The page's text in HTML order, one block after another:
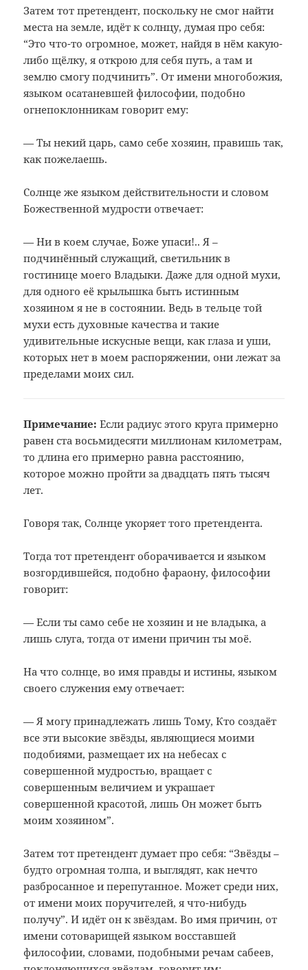
Затем тот претендент, поскольку не смог найти
места на земле, идёт к солнцу, думая про себя:
“Это что-то огромное, может, найдя в нём какую-
либо щёлку, я открою для себя путь, а там и
землю смогу подчинить”. От имени многобожия,
языком осатаневшей философии, подобно
огнепоклонникам говорит ему:
— Ты некий царь, само себе хозяин, правишь так,
как пожелаешь.
Солнце же языком действительности и словом
Божественной мудрости отвечает:
— Ни в коем случае, Боже упаси!.. Я –
подчинённый служащий, светильник в
гостинице моего Владыки. Даже для одной мухи,
для одного её крылышка быть истинным
хозяином я не в состоянии. Ведь в тельце той
мухи есть духовные качества и такие
удивительные искусные вещи, как глаза и уши,
которых нет в моем распоряжении, они лежат за
пределами моих сил.
Примечание: Если радиус этого круга примерно
равенста восьмидесяти миллионам километрам,
то длина его примерно равна расстоянию,
которое можно пройти за двадцать пятьтысяч
лет.
Говоря так, Солнце укоряет того претендента.
Тогда тот претендент оборачивается и языком
возгордившейся, подобно фараону, философии
говорит:
— Если ты само себе не хозяин и не владыка, а
лишь слуга, тогда от имени причин ты моё.
На что солнце, во имя правды и истины, языком
своего служения ему отвечает:
— Я могу принадлежать лишь Тому, Кто создаёт
все эти высокие звёзды, являющиеся моими
подобиями, размещает их на небесах с
совершенной мудростью, вращает с
совершенным величием и украшает
совершенной красотой, лишь Он может быть
моим хозяином”.
Затем тот претендент думает про себя: “Звёзды –
будто огромная толпа, и выглядят, как нечто
разбросанное и перепутанное. Может среди них,
от имени моих поручителей, я что-нибудь
получу”. И идёт он к звёздам. Во имя причин, от
имени сотоварищей языком восставшей
философии, словами, подобными речам сабеев,